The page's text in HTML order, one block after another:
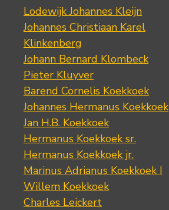
Lodewijk Johannes Kleijn
Johannes Christiaan Karel
Klinkenberg
Johann Bernard Klombeck
Pieter Kluyver
Barend Cornelis Koekkoek
Johannes Hermanus Koekkoek
Jan H.B. Koekkoek
Hermanus Koekkoek sr.
Hermanus Koekkoek jr.
Marinus Adrianus Koekkoek I
Willem Koekkoek
Charles Leickert